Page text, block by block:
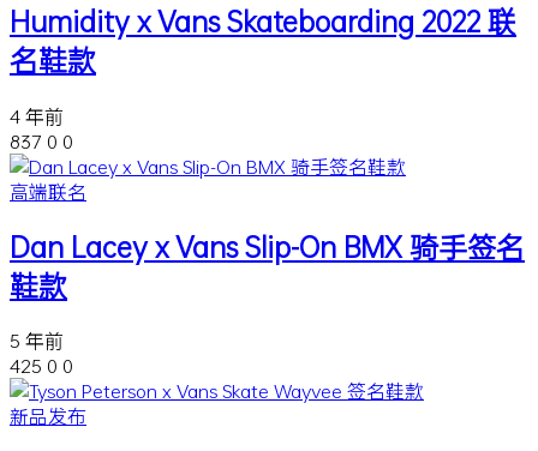
Humidity x Vans Skateboarding 2022 联
名鞋款
4 年前
837 0 0
高端联名
Dan Lacey x Vans Slip-On BMX 骑手签名
鞋款
5 年前
425 0 0
新品发布